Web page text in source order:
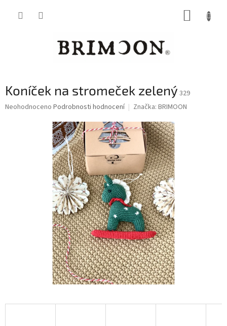
Koníček na stromeček zelený 329
Průměrné
Neohodnoceno Podrobnosti hodnocení Značka: BRIMOON